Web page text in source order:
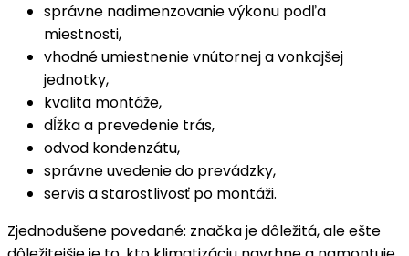
správne nadimenzovanie výkonu podľa
miestnosti,
vhodné umiestnenie vnútornej a vonkajšej
jednotky,
kvalita montáže,
dĺžka a prevedenie trás,
odvod kondenzátu,
správne uvedenie do prevádzky,
servis a starostlivosť po montáži.
Zjednodušene povedané: značka je dôležitá, ale ešte